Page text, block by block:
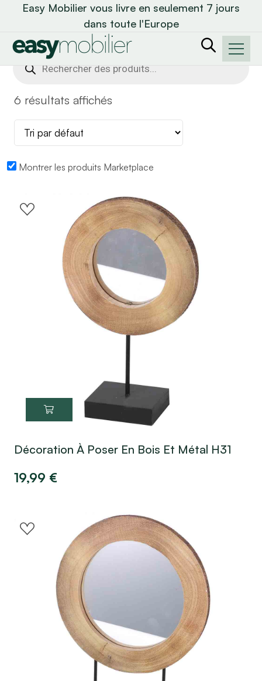
Easy Mobilier vous livre en seulement 7 jours
dans toute l'Europe
Recherche
de
6 résultats affichés
Montrer les produits Marketplace
Décoration À Poser En Bois Et Métal H31
19,99 €